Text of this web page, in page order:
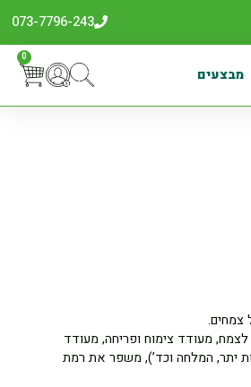
073-7796-243
מבצעים
0
צמחים.
לצמח, מעודד צימוח ופריחה, מעודד
יתר, המלחה וכד’), משפר את רמת